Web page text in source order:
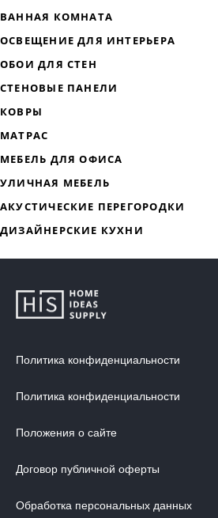
ХРАНЕНИЕ
ДЕКОР ДЛЯ ДОМА
МЕБЕЛЬ В ДЕТСКУЮ
ВАННАЯ КОМНАТА
СТЕНОВЫЕ ПАНЕЛИ
Политика конфиденциальности
Политика конфиденциальности
Положения о сайте
Договор публичной оферты
Обработка персональных данных